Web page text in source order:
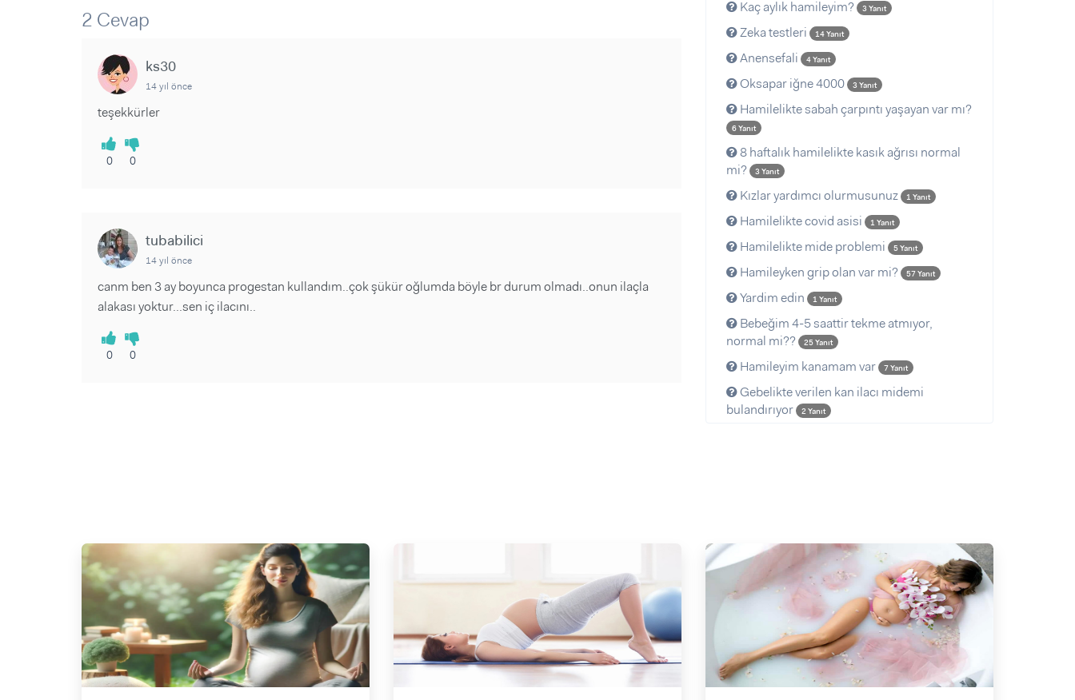
2 Cevap
ks30
14 yıl önce
teşekkürler
0 0
tubabilici
14 yıl önce
canm ben 3 ay boyunca progestan kullandım..çok şükür oğlumda böyle br durum olmadı..onun ilaçla
alakası yoktur...sen iç ilacını..
0 0
Kaç aylık hamileyim? 3 Yanıt
Zeka testleri 14 Yanıt
Anensefali 4 Yanıt
Oksapar iğne 4000 3 Yanıt
Hamilelikte sabah çarpıntı yaşayan var mı?
6 Yanıt
8 haftalık hamilelikte kasık ağrısı normal
mi?
3 Yanıt
Kızlar yardımcı olurmusunuz 1 Yanıt
Hamilelikte covid asisi 1 Yanıt
Hamilelikte mide problemi 5 Yanıt
Hamileyken grip olan var mi? 57 Yanıt
Yardim edin 1 Yanıt
Bebeğim 4-5 saattir tekme atmıyor,
normal mi??
25 Yanıt
Hamileyim kanamam var 7 Yanıt
Gebelikte verilen kan ilacı midemi
bulandırıyor
2 Yanıt